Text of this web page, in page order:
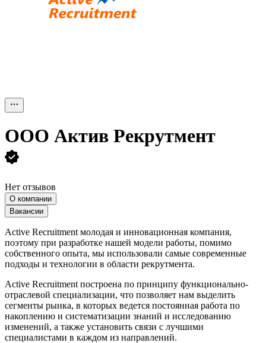
ООО Актив Рекрутмент
Нет отзывов
О компании
Вакансии
Active Recruitment молодая и инновационная компания,
поэтому при разработке нашей модели работы, помимо
собственного опыта, мы использовали самые современные
подходы и технологии в области рекрутмента.
Active Recruitment построена по принципу функционально-
отраслевой специализации, что позволяет нам выделить
сегменты рынка, в которых ведется постоянная работа по
накоплению и систематизации знаний и исследованию
изменений, а также установить связи с лучшими
специалистами в каждом из направлений.